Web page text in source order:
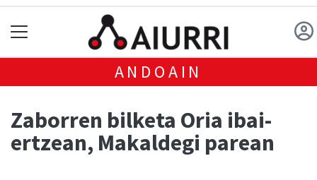
ANDOAIN
Zaborren bilketa Oria ibai-
ertzean, Makaldegi parean